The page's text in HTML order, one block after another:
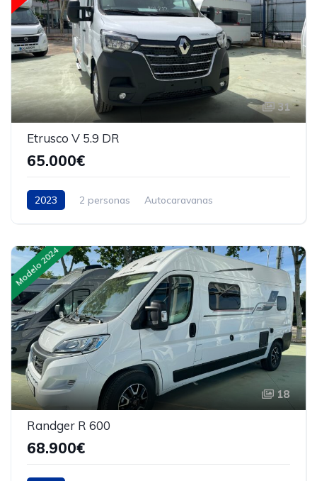
31
Etrusco V 5.9 DR
65.000€
2023 2 personas Autocaravanas
Modelo 2024
18
Randger R 600
68.900€